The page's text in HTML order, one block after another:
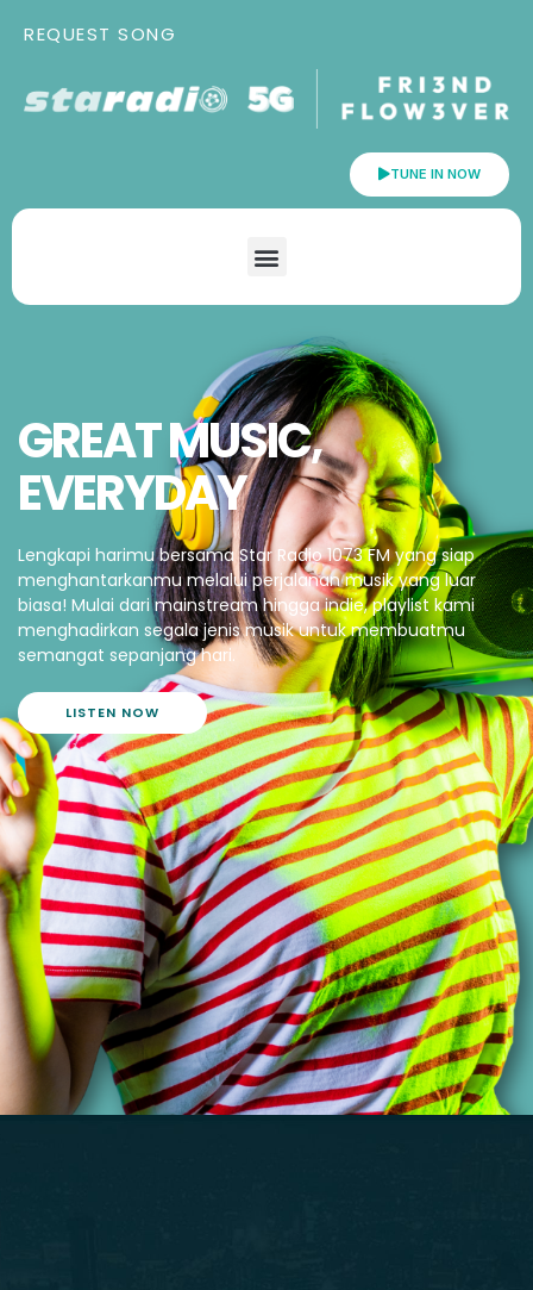
REQUEST SONG
TUNE IN NOW
GREAT MUSIC,
EVERYDAY
Lengkapi harimu bersama Star Radio 1073 FM yang siap
menghantarkanmu melalui perjalanan musik yang luar
biasa! Mulai dari mainstream hingga indie, playlist kami
menghadirkan segala jenis musik untuk membuatmu
semangat sepanjang hari.
LISTEN NOW